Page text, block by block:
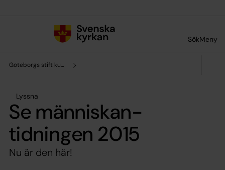
SökMeny
Göteborgs stift kultursamverkan
Lyssna
Se människan-
tidningen 2015
Nu är den här!